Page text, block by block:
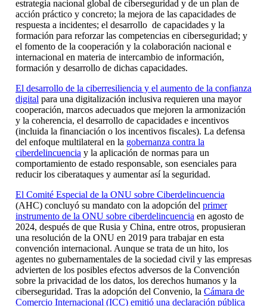
estrategia nacional global de ciberseguridad y de un plan de
acción práctico y concreto; la mejora de las capacidades de
respuesta a incidentes; el desarrollo de capacidades y la
formación para reforzar las competencias en ciberseguridad; y
el fomento de la cooperación y la colaboración nacional e
internacional en materia de intercambio de información,
formación y desarrollo de dichas capacidades.
El desarrollo de la ciberresiliencia y el aumento de la confianza
digital para una digitalización inclusiva requieren una mayor
cooperación, marcos adecuados que mejoren la armonización
y la coherencia, el desarrollo de capacidades e incentivos
(incluida la financiación o los incentivos fiscales). La defensa
del enfoque multilateral en la gobernanza contra la
ciberdelincuencia y la aplicación de normas para un
comportamiento de estado responsable, son esenciales para
reducir los ciberataques y aumentar así la seguridad.
El Comité Especial de la ONU sobre Ciberdelincuencia
(AHC) concluyó su mandato con la adopción del primer
instrumento de la ONU sobre ciberdelincuencia en agosto de
2024, después de que Rusia y China, entre otros, propusieran
una resolución de la ONU en 2019 para trabajar en esta
convención internacional. Aunque se trata de un hito, los
agentes no gubernamentales de la sociedad civil y las empresas
advierten de los posibles efectos adversos de la Convención
sobre la privacidad de los datos, los derechos humanos y la
ciberseguridad. Tras la adopción del Convenio, la Cámara de
Comercio Internacional (ICC) emitió una declaración pública